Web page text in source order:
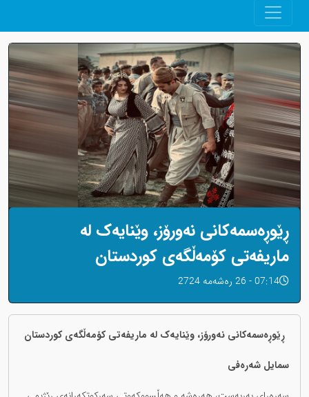
ڕێوڕەسمەکانی نەورۆز، وێنایەک لە
ماریفەتی کۆمەڵگەی کوردستان
07:14 - 26 رەشەمه 2724
ڕێوڕەسمەکانی نەورۆز، وێنایەک لە ماریفەتی کۆمەڵگەی کوردستان
سمایل شەرەفی